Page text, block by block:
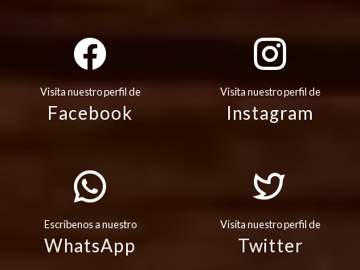
Visita nuestro perfil de
Facebook
Visita nuestro perfil de
Instagram
Escribenos a nuestro
WhatsApp
Visita nuestro perfil de
Twitter